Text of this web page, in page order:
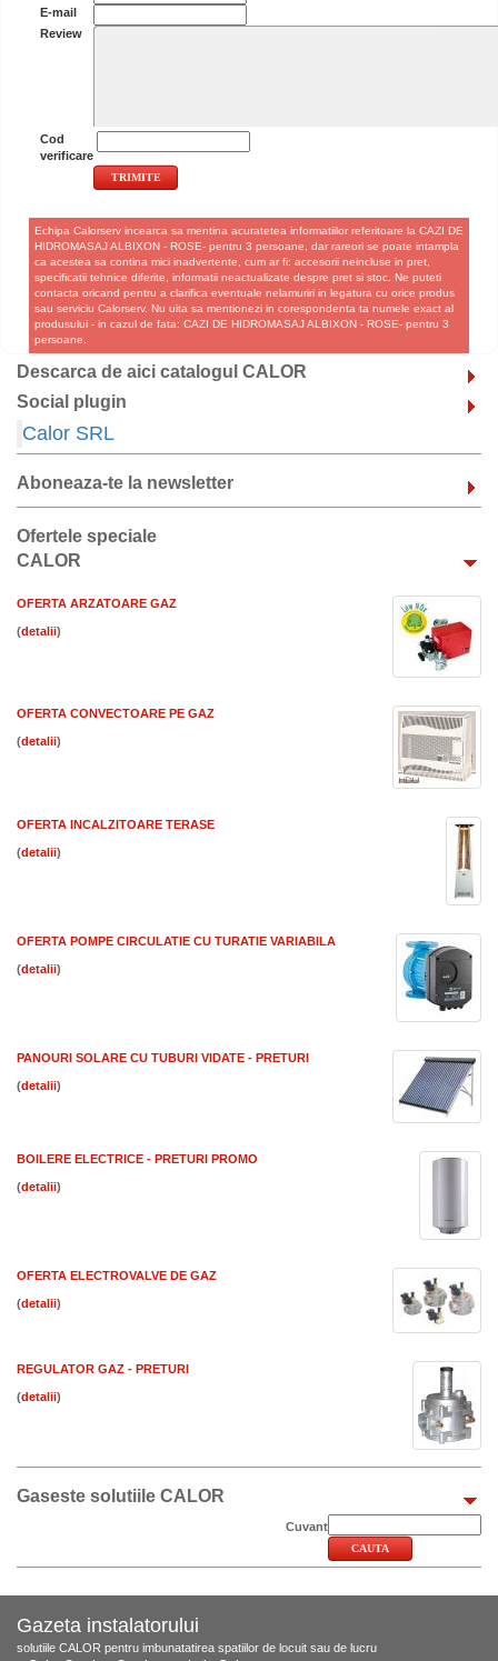
E-mail
Review
Cod
verificare
Echipa Calorserv incearca sa mentina acuratetea informatiilor referitoare la CAZI DE
HIDROMASAJ ALBIXON - ROSE- pentru 3 persoane, dar rareori se poate intampla
ca acestea sa contina mici inadvertente, cum ar fi: accesorii neincluse in pret,
specificatii tehnice diferite, informatii neactualizate despre pret si stoc. Ne puteti
contacta oricand pentru a clarifica eventuale nelamuriri in legatura cu orice produs
sau serviciu Calorserv. Nu uita sa mentionezi in corespondenta ta numele exact al
produsului - in cazul de fata: CAZI DE HIDROMASAJ ALBIXON - ROSE- pentru 3
persoane.
Descarca de aici catalogul CALOR
Social plugin
Calor SRL
Aboneaza-te la newsletter
Ofertele speciale
CALOR
OFERTA ARZATOARE GAZ
( )
OFERTA CONVECTOARE PE GAZ
( )
OFERTA INCALZITOARE TERASE
( )
OFERTA POMPE CIRCULATIE CU TURATIE VARIABILA
( )
PANOURI SOLARE CU TUBURI VIDATE - PRETURI
( )
BOILERE ELECTRICE - PRETURI PROMO
( )
OFERTA ELECTROVALVE DE GAZ
( )
REGULATOR GAZ - PRETURI
( )
Gaseste solutiile CALOR
Cuvant
Gazeta instalatorului
solutiile CALOR pentru imbunatatirea spatiilor de locuit sau de lucru